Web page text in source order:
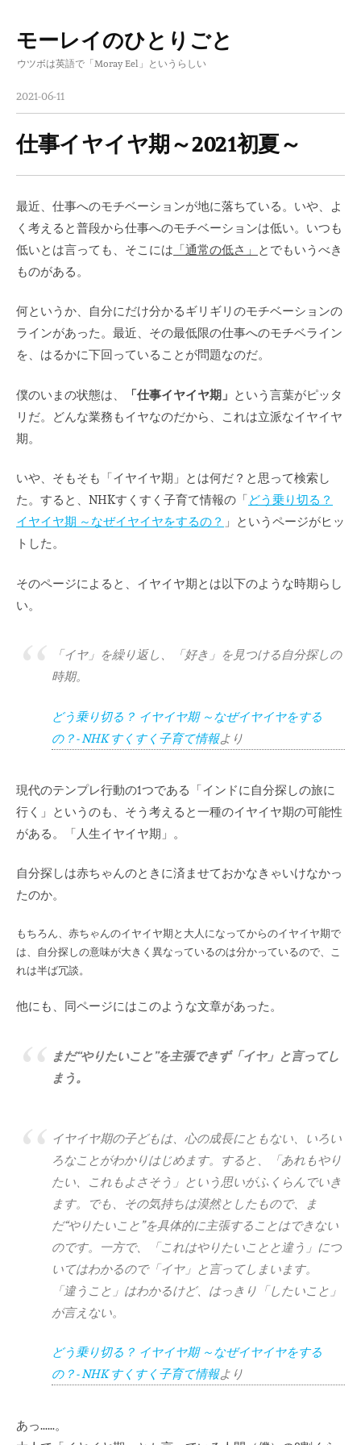
コ
ン
テ
ン
ツ
へ
ス
キ
ッ
プ
モーレイのひとりごと
ウツボは英語で「Moray Eel」というらしい
2021-06-11
仕事イヤイヤ期～2021初夏～
最近、仕事へのモチベーションが地に落ちている。いや、よ
く考えると普段から仕事へのモチベーションは低い。いつも
低いとは言っても、そこには 「通常の低さ」 とでもいうべき
ものがある。
何というか、自分にだけ分かるギリギリのモチベーションの
ラインがあった。最近、その最低限の仕事へのモチベライン
を、はるかに下回っていることが問題なのだ。
僕のいまの状態は、 「仕事イヤイヤ期」 という言葉がピッタ
リだ。どんな業務もイヤなのだから、これは立派なイヤイヤ
期。
いや、そもそも「イヤイヤ期」とは何だ？と思って検索し
た。すると、NHKすくすく子育て情報の「どう乗り切る？
イヤイヤ期 ～なぜイヤイヤをするの？ 」というページがヒッ
トした。
そのページによると、イヤイヤ期とは以下のような時期らし
い。
「イヤ」を繰り返し、「好き」を見つける自分探しの
時期。
どう乗り切る？ イヤイヤ期 ～なぜイヤイヤをする
の？- NHK すくすく子育て情報より
現代のテンプレ行動の1つである「インドに自分探しの旅に
行く」というのも、そう考えると一種のイヤイヤ期の可能性
がある。「人生イヤイヤ期」。
自分探しは赤ちゃんのときに済ませておかなきゃいけなかっ
たのか。
もちろん、赤ちゃんのイヤイヤ期と大人になってからのイヤイヤ期で
は、自分探しの意味が大きく異なっているのは分かっているので、こ
れは半ば冗談。
他にも、同ページにはこのような文章があった。
まだ“やりたいこと”を主張できず「イヤ」と言ってし
まう。
イヤイヤ期の子どもは、心の成長にともない、いろい
ろなことがわかりはじめます。すると、「あれもやり
たい、これもよさそう」という思いがふくらんでいき
ます。でも、その気持ちは漠然としたもので、ま
だ“やりたいこと”を具体的に主張することはできない
のです。一方で、「これはやりたいことと違う」につ
いてはわかるので「イヤ」と言ってしまいます。
「違うこと」はわかるけど、はっきり「したいこと」
が言えない。
どう乗り切る？ イヤイヤ期 ～なぜイヤイヤをする
の？- NHK すくすく子育て情報より
あっ……。